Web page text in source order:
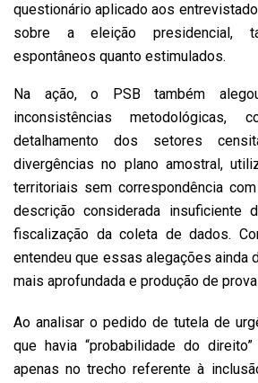
questionário aplicado aos
sobre a eleição presidencial,
espontâneos quanto estimulados.
Na ação, o PSB também
inconsistências metodológicas,
detalhamento dos setores
divergências no plano amostral,
territoriais sem correspondência
descrição considerada insuficiente
fiscalização da coleta de dados.
entendeu que essas alegações ainda
mais aprofundada e produção de
Ao analisar o pedido de tutela de
que havia “probabilidade do
apenas no trecho referente à